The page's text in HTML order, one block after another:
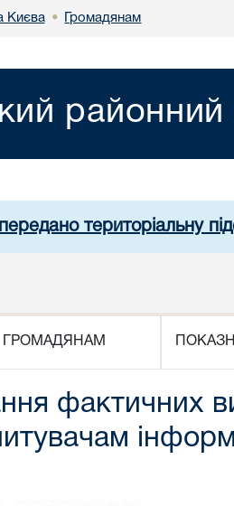
Києва • Громадянам
районний
територіальну
ГРОМАДЯНАМ
фактичних